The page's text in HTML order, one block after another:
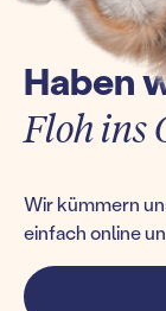
Haben
Floh ins
Wir kümmern
einfach online